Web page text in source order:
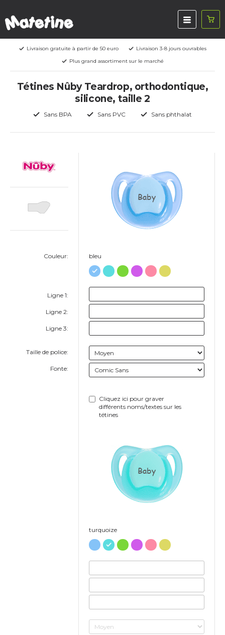
Livraison gratuite à partir de 50 euro
Livraison 3-8 jours ouvrables
Plus grand assortiment sur le marché
Tétines Nûby Teardrop, orthodontique,
silicone, taille 2
Sans BPA Sans PVC Sans phthalat
Couleur:
Ligne 1:
Ligne 2:
Ligne 3:
Taille de police:
Fonte:
Baby
bleu
Cliquez ici pour graver
différents noms/textes sur les
tétines
Baby
turquoize